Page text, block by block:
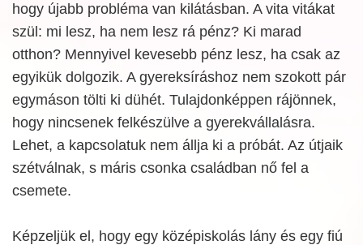
hogy újabb probléma van kilátásban. A vita vitákat
szül: mi lesz, ha nem lesz rá pénz? Ki marad
otthon? Mennyivel kevesebb pénz lesz, ha csak az
egyikük dolgozik. A gyereksíráshoz nem szokott pár
egymáson tölti ki dühét. Tulajdonképpen rájönnek,
hogy nincsenek felkészülve a gyerekvállalásra.
Lehet, a kapcsolatuk nem állja ki a próbát. Az útjaik
szétválnak, s máris csonka családban nő fel a
csemete.
Képzeljük el, hogy egy középiskolás lány és egy fiú